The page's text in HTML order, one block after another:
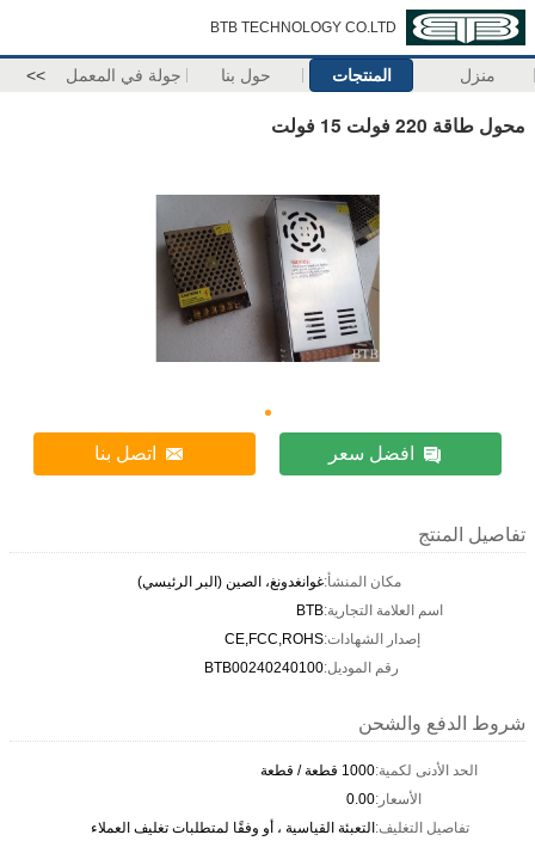
BTB TECHNOLOGY CO.LTD
منزل المنتجات حول بنا جولة في المعمل >>
محول طاقة 220 فولت 15 فولت
افضل سعر اتصل بنا
تفاصيل المنتج
مكان المنشأ:غوانغدونغ، الصين (البر الرئيسي)
اسم العلامة التجارية:BTB
إصدار الشهادات:CE,FCC,ROHS
رقم الموديل:BTB00240240100
شروط الدفع والشحن
الحد الأدنى لكمية:1000 قطعة / قطعة
الأسعار:0.00
تفاصيل التغليف:التعبئة القياسية ، أو وفقًا لمتطلبات تغليف العملاء